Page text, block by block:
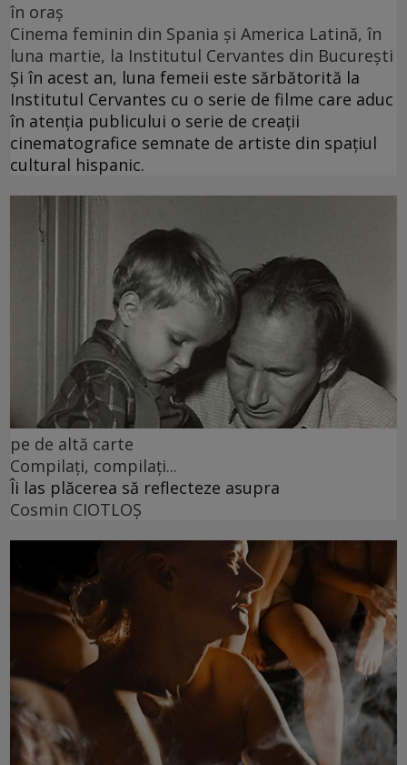
în oraș
Cinema feminin din Spania și America Latină, în
luna martie, la Institutul Cervantes din București
Și în acest an, luna femeii este sărbătorită la
Institutul Cervantes cu o serie de filme care aduc
în atenția publicului o serie de creații
cinematografice semnate de artiste din spațiul
cultural hispanic.
pe de altă carte
Compilați, compilați...
Îi las plăcerea să reflecteze asupra
Cosmin CIOTLOŞ